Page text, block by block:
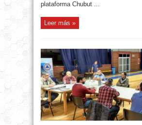
plataforma Chubut ...
Leer más »